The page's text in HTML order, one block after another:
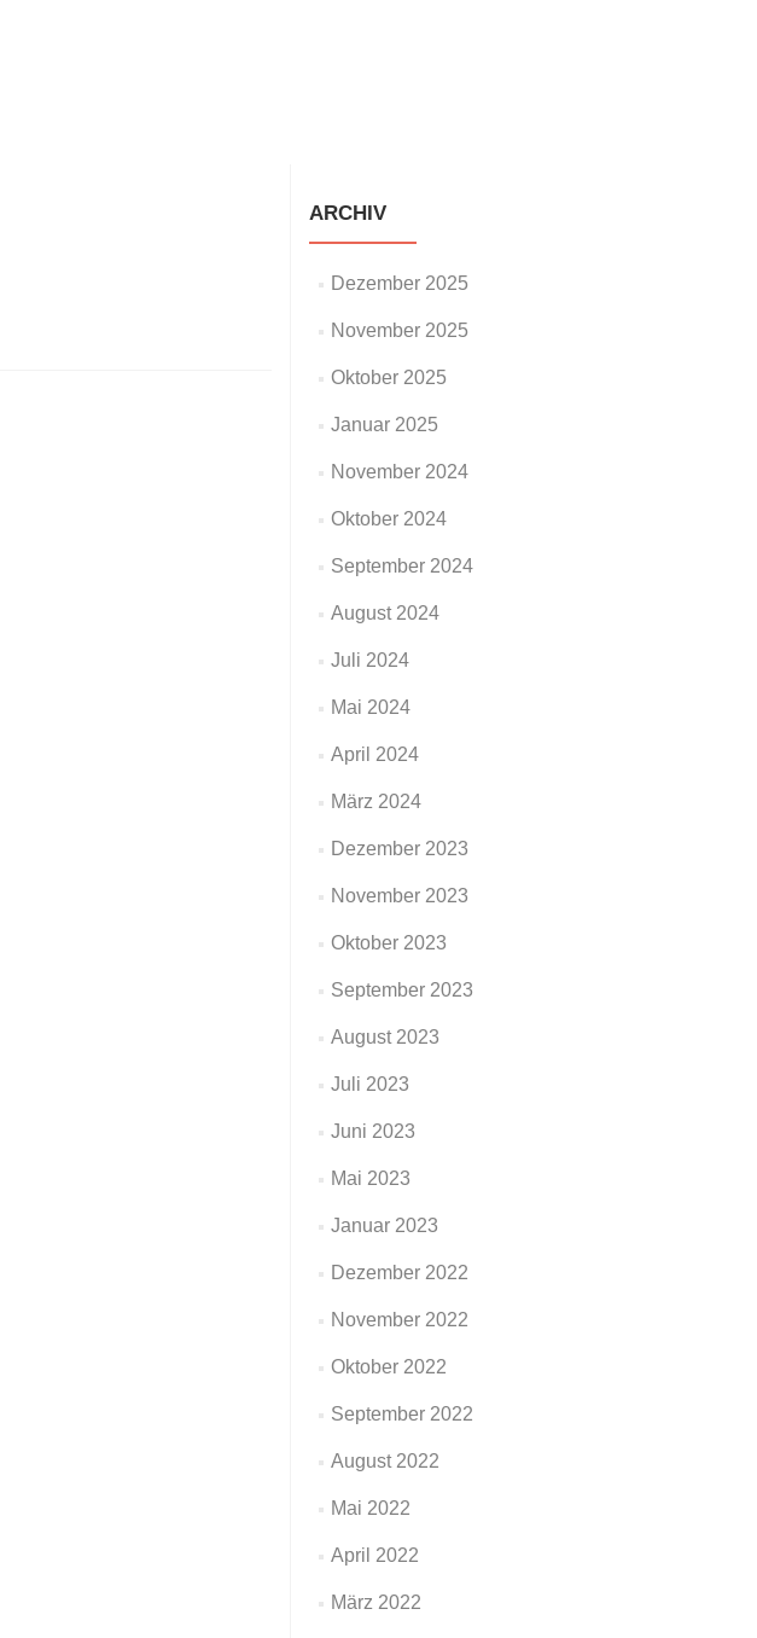
ARCHIV
Dezember 2025
November 2025
Oktober 2025
Januar 2025
November 2024
Oktober 2024
September 2024
August 2024
Juli 2024
Mai 2024
April 2024
März 2024
Dezember 2023
November 2023
Oktober 2023
September 2023
August 2023
Juli 2023
Juni 2023
Mai 2023
Januar 2023
Dezember 2022
November 2022
Oktober 2022
September 2022
August 2022
Mai 2022
April 2022
März 2022